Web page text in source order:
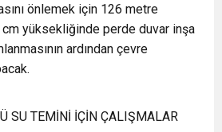
önlemek için 126 metre
yüksekliğinde perde duvar inşa
ardından çevre
SU TEMİNİ İÇİN ÇALIŞMALAR